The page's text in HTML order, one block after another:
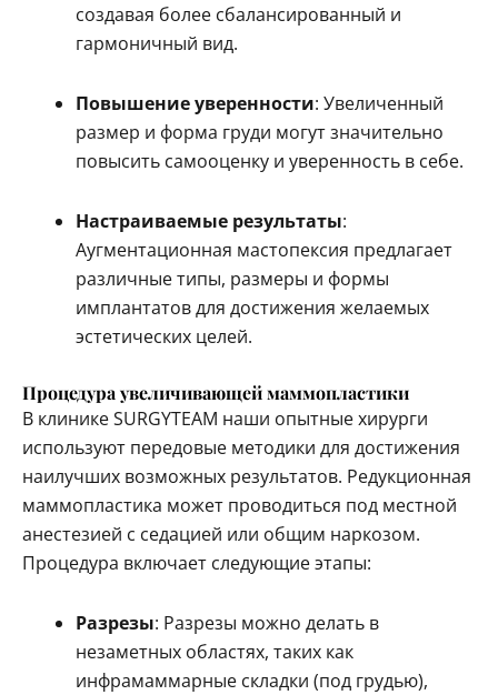
создавая более сбалансированный и
гармоничный вид.
Повышение уверенности: Увеличенный
размер и форма груди могут значительно
повысить самооценку и уверенность в себе.
Настраиваемые результаты:
Аугментационная мастопексия предлагает
различные типы, размеры и формы
имплантатов для достижения желаемых
эстетических целей.
Процедура увеличивающей маммопластики
В клинике SURGYTEAM наши опытные хирурги
используют передовые методики для достижения
наилучших возможных результатов. Редукционная
маммопластика может проводиться под местной
анестезией с седацией или общим наркозом.
Процедура включает следующие этапы:
Разрезы: Разрезы можно делать в
незаметных областях, таких как
инфрамаммарные складки (под грудью),